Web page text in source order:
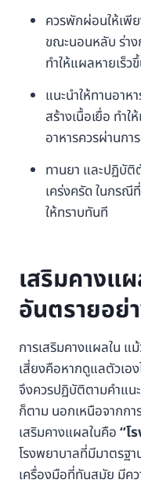
ควรพักผ่อนให้เพี
ขณะนอนหลับ ร่า
ทำให้แผลหายเร็ว
แนะนำให้ทานอาห
สร้างเนื้อเยื่อ ทำ
อาหารควรผ่านกา
ทานยา และปฏิบั
เคร่งครัด ในกร
ให้ทราบทันที
เสริมคางแ
อันตรายอย่
การเสริมคางแผลใน แ
เสี่ยงคือหากดูแลตัวเอ
จึงควรปฏิบัติตามคำแน
ก็ตาม นอกเหนือจากก
เสริมคางแผลในคือ“โ
โรงพยาบาลที่มีมาตรฐ
เครื่องมือที่ทันสมัย มีคว